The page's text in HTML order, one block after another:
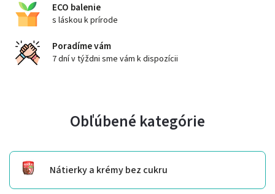
ECO balenie
s láskou k prírode
Poradíme vám
7 dní v týždni sme vám k dispozícii
Obľúbené kategórie
Nátierky a krémy bez cukru